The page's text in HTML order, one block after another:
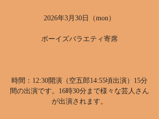
2026年3月30日（mon）
ボーイズバラエティ寄席
時間：12:30開演（空五郎14:55頃出演）15分
間の出演です。16時30分まで様々な芸人さん
が出演されます。